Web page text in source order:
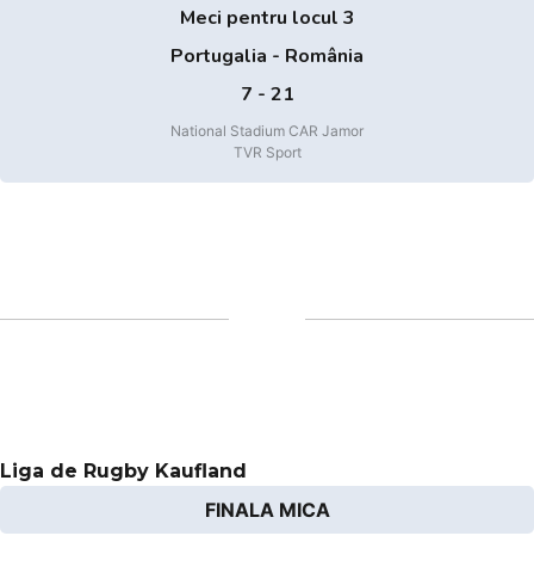
Meci pentru locul 3
Portugalia - România
7 - 21
National Stadium CAR Jamor
TVR Sport
Liga de Rugby Kaufland
FINALA MICA